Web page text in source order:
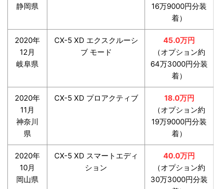
静岡県
16万9000円分装
着）
2020年
12月
岐阜県
CX-5 XD エクスクルーシ
ブ モード
45.0万円
（オプション約
64万3000円分装
着）
2020年
11月
神奈川
県
CX-5 XD プロアクティブ
18.0万円
（オプション約
19万9000円分装
着）
2020年
10月
岡山県
CX-5 XD スマートエディ
ション
40.0万円
（オプション約
30万3000円分装